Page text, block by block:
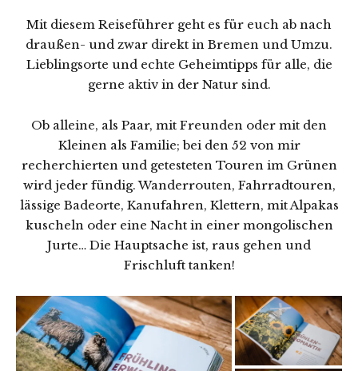
Mit diesem Reiseführer geht es für euch ab nach
draußen- und zwar direkt in Bremen und Umzu.
Lieblingsorte und echte Geheimtipps für alle, die
gerne aktiv in der Natur sind.
Ob alleine, als Paar, mit Freunden oder mit den
Kleinen als Familie; bei den 52 von mir
recherchierten und getesteten Touren im Grünen
wird jeder fündig. Wanderrouten, Fahrradtouren,
lässige Badeorte, Kanufahren, Klettern, mit Alpakas
kuscheln oder eine Nacht in einer mongolischen
Jurte… Die Hauptsache ist, raus gehen und
Frischluft tanken!